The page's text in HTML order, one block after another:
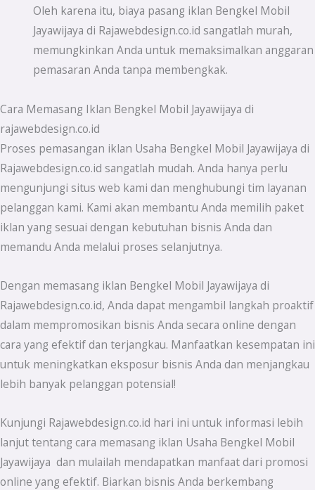
Oleh karena itu, biaya pasang iklan Bengkel Mobil
Jayawijaya di Rajawebdesign.co.id sangatlah murah,
memungkinkan Anda untuk memaksimalkan anggaran
pemasaran Anda tanpa membengkak.
Cara Memasang Iklan Bengkel Mobil Jayawijaya di
rajawebdesign.co.id
Proses pemasangan iklan Usaha Bengkel Mobil Jayawijaya di
Rajawebdesign.co.id sangatlah mudah. Anda hanya perlu
mengunjungi situs web kami dan menghubungi tim layanan
pelanggan kami. Kami akan membantu Anda memilih paket
iklan yang sesuai dengan kebutuhan bisnis Anda dan
memandu Anda melalui proses selanjutnya.
Dengan memasang iklan Bengkel Mobil Jayawijaya di
Rajawebdesign.co.id, Anda dapat mengambil langkah proaktif
dalam mempromosikan bisnis Anda secara online dengan
cara yang efektif dan terjangkau. Manfaatkan kesempatan ini
untuk meningkatkan eksposur bisnis Anda dan menjangkau
lebih banyak pelanggan potensial!
Kunjungi Rajawebdesign.co.id hari ini untuk informasi lebih
lanjut tentang cara memasang iklan Usaha Bengkel Mobil
Jayawijaya dan mulailah mendapatkan manfaat dari promosi
online yang efektif. Biarkan bisnis Anda berkembang